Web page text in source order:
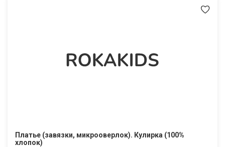
Платье (завязки, микрооверлок). Кулирка (100%
хлопок)